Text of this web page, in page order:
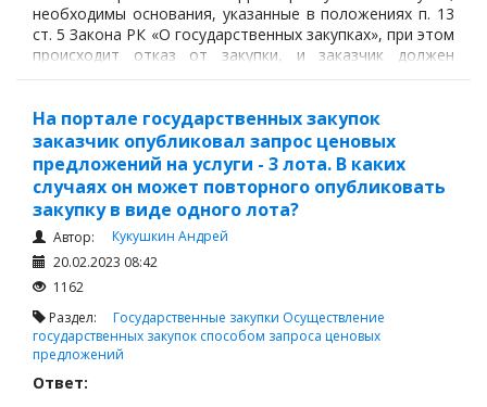
необходимы основания, указанные в положениях п. 13
ст. 5 Закона РК «О государственных закупках», при этом
происходит отказ от закупки, и заказчик должен
запросить у своей вышестоящей организации
учетом, откорректированного бюджета, ранее
выделенного на эту конкретную закупку,
На портале государственных закупок
заказчик опубликовал запрос ценовых
предложений на услуги - 3 лота. В каких
случаях он может повторного опубликовать
закупку в виде одного лота?
Автор:
Кукушкин Андрей
20.02.2023 08:42
1162
Раздел: Государственные закупки Осуществление
государственных закупок способом запроса ценовых
предложений
Ответ: